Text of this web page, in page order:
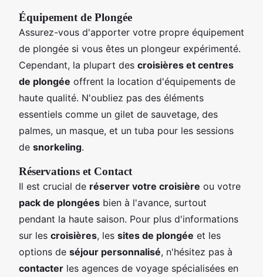
Équipement de Plongée
Assurez-vous d'apporter votre propre équipement
de plongée si vous êtes un plongeur expérimenté.
Cependant, la plupart des croisières et centres
de plongée offrent la location d'équipements de
haute qualité. N'oubliez pas des éléments
essentiels comme un gilet de sauvetage, des
palmes, un masque, et un tuba pour les sessions
de snorkeling.
Réservations et Contact
Il est crucial de réserver votre croisière ou votre
pack de plongées bien à l'avance, surtout
pendant la haute saison. Pour plus d'informations
sur les croisières, les sites de plongée et les
options de séjour personnalisé, n'hésitez pas à
contacter les agences de voyage spécialisées en